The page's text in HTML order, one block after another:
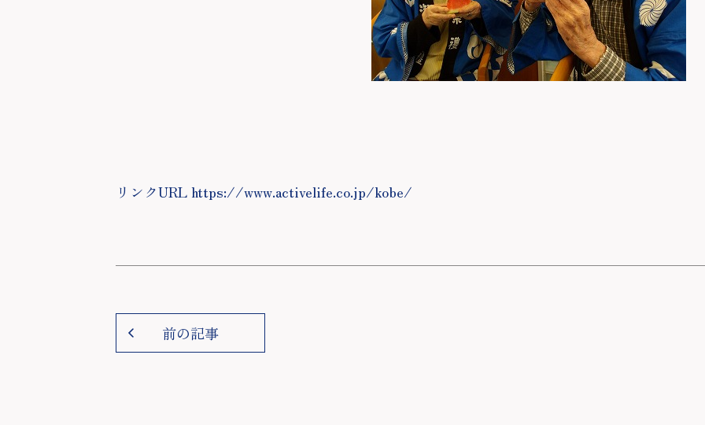
リンクURL https://www.activelife.co.jp/kobe/
前の記事